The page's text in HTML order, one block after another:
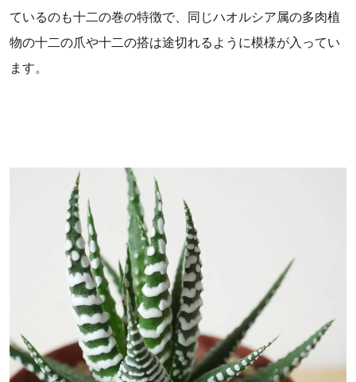
ているのも十二の巻の特徴で、同じハオルシア属の多肉植
物の十二の爪や十二の搭は途切れるように模様が入ってい
ます。